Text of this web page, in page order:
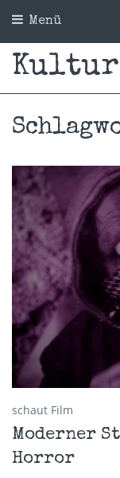
Menü
schaut Film
Moderner
Horror